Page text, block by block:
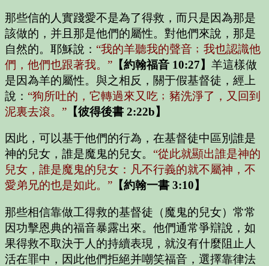
那些信的人實踐愛不是為了得救，而只是因為那是
該做的，并且那是他們的屬性。對他們來說，那是
自然的。耶穌說： “我的羊聽我的聲音﹔我也認識他
們，他們也跟著我。” 【約翰福音 10:27】 羊這樣做
是因為羊的屬性。與之相反，關于假基督徒，經上
說： “狗所吐的，它轉過來又吃﹔豬洗淨了，又回到
泥裏去滾。” 【彼得後書 2:22b】
因此，可以基于他們的行為，在基督徒中區別誰是
神的兒女，誰是魔鬼的兒女。 “從此就顯出誰是神的
兒女，誰是魔鬼的兒女：凡不行義的就不屬神，不
愛弟兄的也是如此。” 【約翰一書 3:10】
那些相信靠做工得救的基督徒（魔鬼的兒女）常常
因功擊恩典的福音暴露出來。他們通常爭辯說，如
果得救不取決于人的持續表現，就沒有什麼阻止人
活在罪中，因此他們拒絕并嘲笑福音，選擇靠律法